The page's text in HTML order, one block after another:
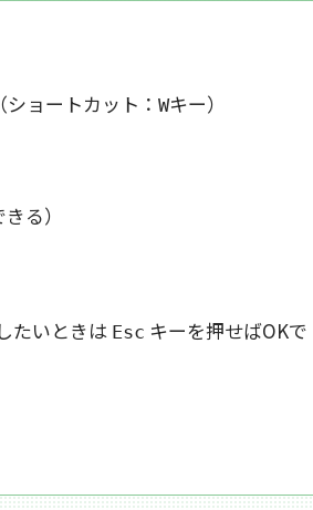
ショートカット：Wキー）
る）
たいときは Esc キーを押せばOKで